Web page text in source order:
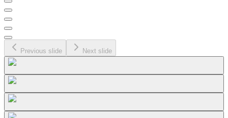
Previous slide Next slide